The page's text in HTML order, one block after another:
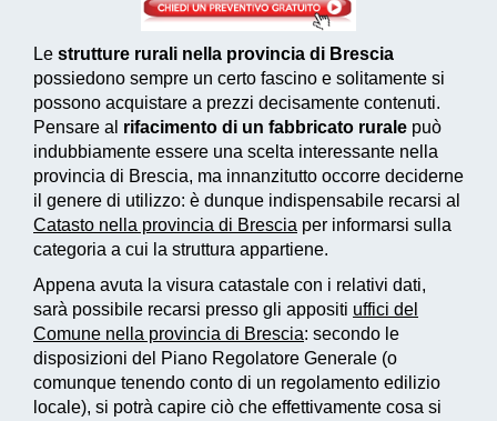
Le strutture rurali nella provincia di Brescia
possiedono sempre un certo fascino e solitamente si
possono acquistare a prezzi decisamente contenuti.
Pensare al rifacimento di un fabbricato rurale può
indubbiamente essere una scelta interessante nella
provincia di Brescia, ma innanzitutto occorre deciderne
il genere di utilizzo: è dunque indispensabile recarsi al
Catasto nella provincia di Brescia per informarsi sulla
categoria a cui la struttura appartiene.
Appena avuta la visura catastale con i relativi dati,
sarà possibile recarsi presso gli appositi uffici del
Comune nella provincia di Brescia: secondo le
disposizioni del Piano Regolatore Generale (o
comunque tenendo conto di un regolamento edilizio
locale), si potrà capire ciò che effettivamente cosa si